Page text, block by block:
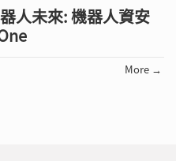
人未來: 機器人資安
More →